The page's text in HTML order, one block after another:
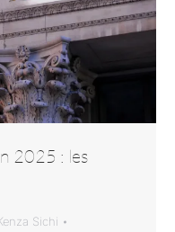
2025 : les
Sichi